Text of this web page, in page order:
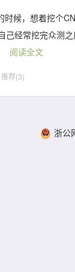
候，想着挖个
经常挖完众测
阅读全文
推荐(3)
浙公